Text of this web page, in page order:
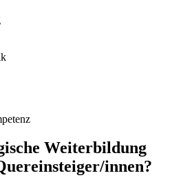
Weiterbildung
innen?